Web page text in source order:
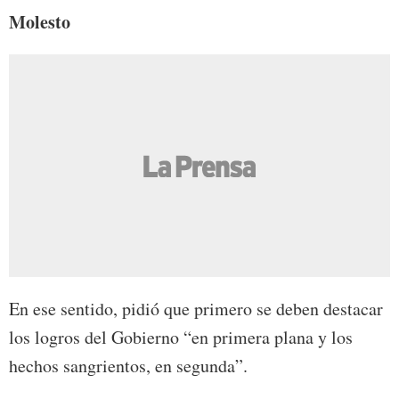
Molesto
En ese sentido, pidió que primero se deben destacar
los logros del Gobierno “en primera plana y los
hechos sangrientos, en segunda”.